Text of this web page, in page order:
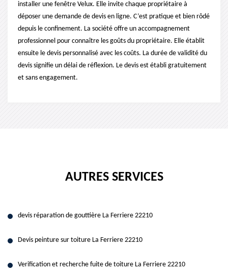
installer une fenêtre Velux. Elle invite chaque propriétaire à
déposer une demande de devis en ligne. C’est pratique et bien rôdé
depuis le confinement. La société offre un accompagnement
professionnel pour connaître les goûts du propriétaire. Elle établit
ensuite le devis personnalisé avec les coûts. La durée de validité du
devis signifie un délai de réflexion. Le devis est établi gratuitement
et sans engagement.
AUTRES SERVICES
devis réparation de gouttière La Ferriere 22210
Devis peinture sur toiture La Ferriere 22210
Verification et recherche fuite de toiture La Ferriere 22210